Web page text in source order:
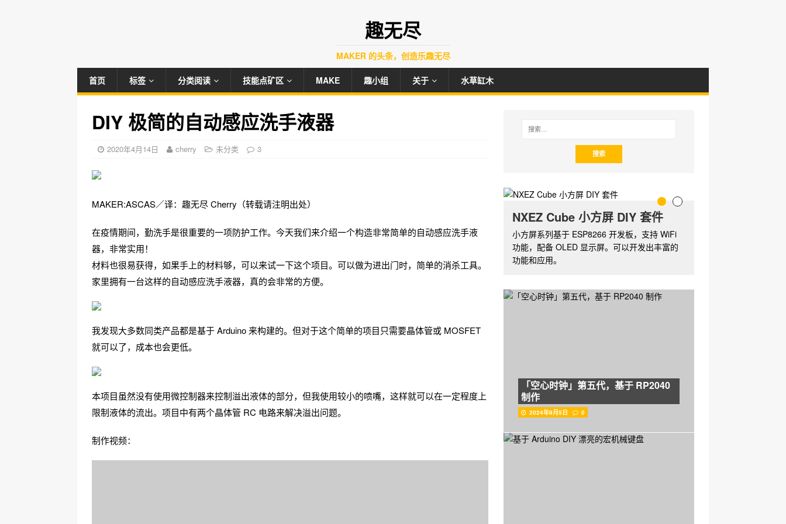
趣无尽
MAKER 的头条，创造乐趣无尽
首页 标签 分类阅读 技能点矿区 MAKE 趣小组 关于 水草缸木
DIY 极简的自动感应洗手液器
2020年4月14日 cherry 未分类 3
MAKER:ASCAS／译：趣无尽 Cherry（转载请注明出处）
在疫情期间，勤洗手是很重要的一项防护工作。今天我们来介绍一个构造非常简单的自动感应洗手液
器，非常实用！
材料也很易获得，如果手上的材料够，可以来试一下这个项目。可以做为进出门时，简单的消杀工具。
家里拥有一台这样的自动感应洗手液器，真的会非常的方便。
我发现大多数同类产品都是基于 Arduino 来构建的。但对于这个简单的项目只需要晶体管或 MOSFET
就可以了，成本也会更低。
本项目虽然没有使用微控制器来控制溢出液体的部分，但我使用较小的喷嘴，这样就可以在一定程度上
限制液体的流出。项目中有两个晶体管 RC 电路来解决溢出问题。
制作视频：
NXEZ Cube 小方屏 DIY 套件
小方屏系列基于 ESP8266 开发板，支持 WiFi
功能，配备 OLED 显示屏。可以开发出丰富的
功能和应用。
「空心时钟」第五代，基于 RP2040
制作
2024年9月5日 0